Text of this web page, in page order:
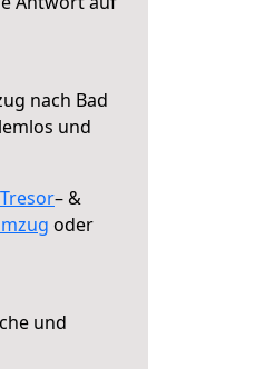
nach Bad
und
Tresor– &
oder
und